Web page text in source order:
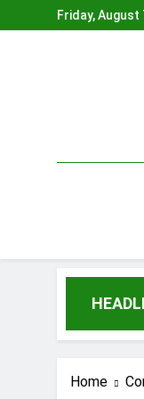
to
Friday, August
Home